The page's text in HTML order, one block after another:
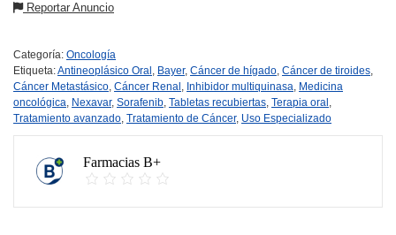
Reportar Anuncio
Categoría: Oncología
Etiqueta:Antineoplásico Oral , Bayer, Cáncer de hígado, Cáncer de tiroides,
Cáncer Metastásico, Cáncer Renal , Inhibidor multiquinasa, Medicina
oncológica, Nexavar, Sorafenib, Tabletas recubiertas, Terapia oral ,
Tratamiento avanzado, Tratamiento de Cáncer, Uso Especializado
Farmacias B+